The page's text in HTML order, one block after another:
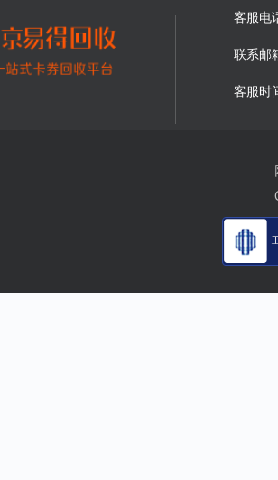
客服电
联系邮
客服时